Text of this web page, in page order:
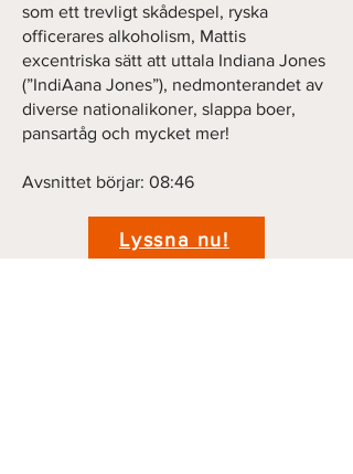
som ett trevligt skådespel, ryska
officerares alkoholism, Mattis
excentriska sätt att uttala Indiana Jones
(”IndiAana Jones”), nedmonterandet av
diverse nationalikoner, slappa boer,
pansartåg och mycket mer!
Avsnittet börjar: 08:46
Lyssna nu!